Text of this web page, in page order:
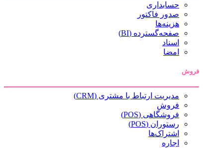
حسابداری
صدور فاکتور
هزینه‌ها
صفحه‌گسترده (BI)
اسناد
امضا
فروش
مدیریت ارتباط با مشتری (CRM)
فروش
فروشگاهی (POS)
رستوران (POS)
اشتراک‌ها
اجاره